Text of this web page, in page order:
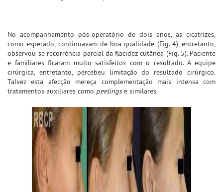
No acompanhamento pós-operatório de dois anos, as cicatrizes,
como esperado, continuavam de boa qualidade (Fig. 4), entretanto,
observou-se recorrência parcial da flacidez cutânea (Fig. 5). Paciente
e familiares ficaram muito satisfeitos com o resultado. A equipe
cirúrgica, entretanto, percebeu limitação do resultado cirúrgico.
Talvez esta afecção mereça complementação mais intensa com
tratamentos auxiliares como peelingse similares.